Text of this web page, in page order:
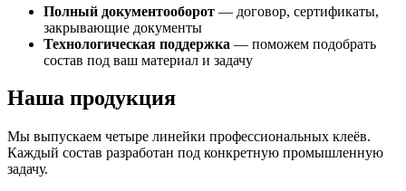
Полный документооборот — договор, сертификаты,
закрывающие документы
Технологическая поддержка — поможем подобрать
состав под ваш материал и задачу
Наша продукция
Мы выпускаем четыре линейки профессиональных клеёв.
Каждый состав разработан под конкретную промышленную
задачу.